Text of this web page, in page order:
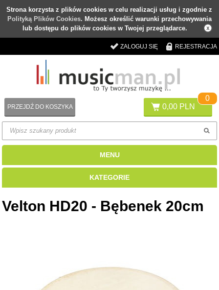
Strona korzysta z plików cookies w celu realizacji usług i zgodnie z
Polityką Plików Cookies. Możesz określić warunki przechowywania
lub dostępu do plików cookies w Twojej przeglądarce.
ZALOGUJ SIĘ REJESTRACJA
0,00 PLN
0
PRZEJDŹ DO KOSZYKA
MENU
KATEGORIE
Velton HD20 - Bębenek 20cm